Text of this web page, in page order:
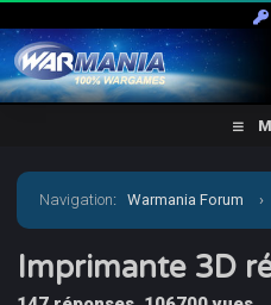
Navigation:Warmania Forum ›
Aide, Tutos, Impression 3D
Imprimante 3D